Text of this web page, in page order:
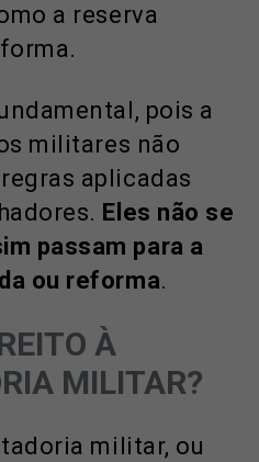
a reserva
pois a
militares não
aplicadas
Eles não se
passam para a
ou reforma.
À
MILITAR?
militar, ou